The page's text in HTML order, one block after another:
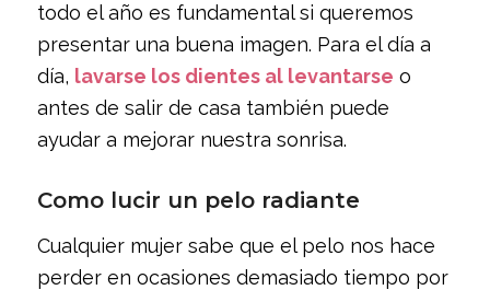
todo el año es fundamental si queremos
presentar una buena imagen. Para el día a
día, lavarse los dientes al levantarse o
antes de salir de casa también puede
ayudar a mejorar nuestra sonrisa.
Como lucir un pelo radiante
Cualquier mujer sabe que el pelo nos hace
perder en ocasiones demasiado tiempo por